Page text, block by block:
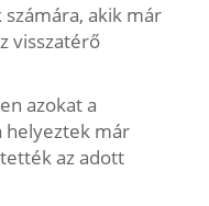
akik már
visszatérő
azokat a
helyeztek már
az adott